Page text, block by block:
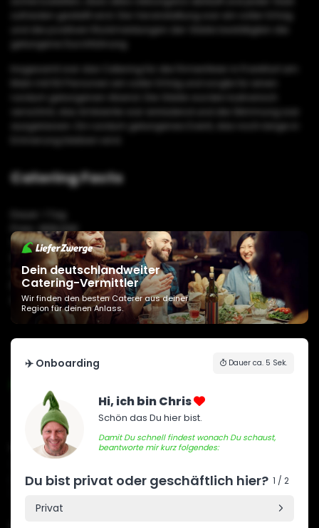
zufrieden gestellt wird. Die Veranstaltung war ein voller Erfolg
und die positiven Rückmeldungen der Gäste bestätigten die
gelungene Durchführung.
Insgesamt war das Catering für die Firmenfeier in Frankfurt am
Main mit 50 Personen ein voller Erfolg und sorgte für einen
rundum gelungenen Abend. Die Gäste wurden kulinarisch
verwöhnt, das Ambiente war einladend und die Stimmung war
ausgelassen. Ein rundum gelungenes Event, das noch lange in
Catering Facts
Dauer: 1 Tag
Preis: 3818,00€
Typ: Firma
Anlass: Catering
Ort: Frankfurt am Main
Planung: 1 Tag im Vorraus
Ansprechpartner: Zwerg Madlen
unser Anspruch
professionell sorgen wir mit Leidenschaft dafür, sodass dein
Catering ein voller Erfolg wird.
Dein deutschlandweiter
Catering-Vermittler
Wir finden den besten Caterer aus deiner
Region für deinen Anlass.
✈️ Onboarding Dauer ca. 5 Sek.
Hi, ich bin Chris
Schön das Du hier bist.
Damit Du schnell findest wonach Du schaust,
beantworte mir kurz folgendes:
Du bist privat oder geschäftlich hier? 1 / 2
Privat